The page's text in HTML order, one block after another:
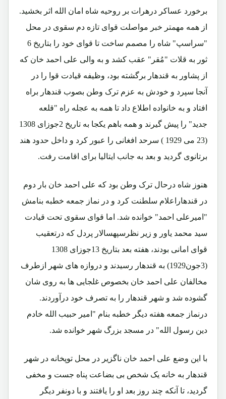
برخورد عساکر درهرات بر روحیه شاه امان الله اثر بخشید.
از همه مهمتر خبر مواصلت قوای تازه دم سقوی در محل
"سراسپ" شاه را مصمم ساخت تا قوای خود را بتاریخ 6
ثور به قلات "مُقر" عقب کشد و به والی علی احمد خان که
از پشاور به قندهار برگشته بود، وظیفه قیادت قوا را در
آنجا سپرد و خودش به عزم ترک وطن بصوب قندهار براه
افتاد و به خانواده اطلاع داد تا همه به عجله راه "قلعه
جدید" را پیش گیرند و همه باهم یکجا به تاریخ 2جوزای 1308
(23 می 1929 ) سرحد افغانی را عبور کرد و داخل حدود هند
برتانوی گردید و بعد به جانب ایتالیا برای اقامت رفت.
هنوز شاه درحال ترک وطن بود که علی احمد خان بار دوم
در قندهاراعلام سلطنت کرد و در نماز جمعه خطبه بنامش
"امیرعلی احمد" خوانده شد. اما قوای سقوی تحت قیادت
سید محمد یاور و زیر نظرسپهسالار پردل که درتعقیب
قوای امانی بودند، هفته بعد بتاریخ 13جوزای 1308
(3جون1929) به قندهار رسیدند و دروازه های شهر ازطرف
مخالفان علی احمد خان بخصوص غلجایی ها به روی شان
گشوده شد و شهر قندهار را به تصرف خود درآوردند.
درنماز جمعه هفته دیگر خطبه بنام "امیر حبیب الله خادم
دین رسول الله" در مسجد بزرگ شهر خوانده شد.
با این وضع علی احمد خان ناگزیر در محل توپخانه در شهر
قندهار به خانه یک شخص بی بضاعت پناه جست و مخفی
گردید، تا آنکه چند روز بعد او را یافتند و با دونفر دیگر